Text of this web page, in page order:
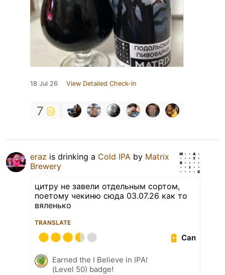
18 Jul 26 View Detailed Check-in
7
eraz is drinking a Cold IPA by Matrix
Brewery
цитру не завели отдельным сортом,
поетому чекиню сюда 03.07.26 как то
вяленько
TRANSLATE
Can
Earned the I Believe in IPA!
(Level 50) badge!